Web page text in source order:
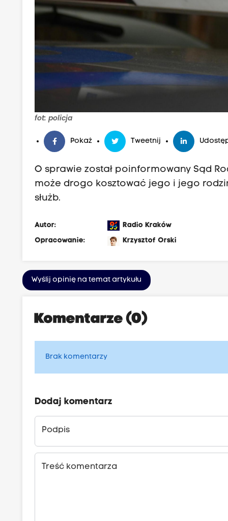
fot: policja
Pokaż Tweetnij
O sprawie został poinformowany Sąd
może drogo kosztować jego i jego
służb.
Autor:
Radio Kraków
Opracowanie:
Krzysztof Orski
Wyślij opinię na temat artykułu
Komentarze (0)
Brak komentarzy
Dodaj komentarz
Podpis
Treść komentarza